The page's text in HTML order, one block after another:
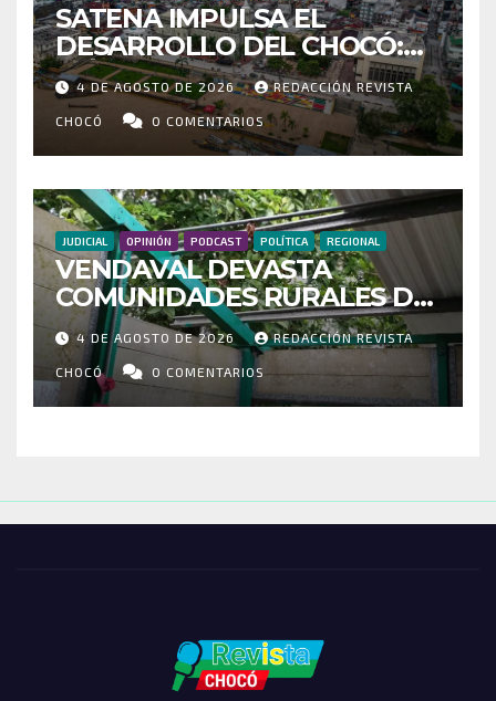
SATENA IMPULSA EL
DESARROLLO DEL CHOCÓ:
MÁS DE 35 MIL PASAJEROS
MOVILIZADOS Y NUEVAS
RUTAS FORTALECEN LA
CONECTIVIDAD
4 DE AGOSTO DE 2026 REDACCIÓN REVISTA
CHOCÓ 0 COMENTARIOS
JUDICIAL OPINIÓN PODCAST POLÍTICA REGIONAL
VENDAVAL DEVASTA
COMUNIDADES RURALES DE
RIOSUCIO: ESCUELAS,
VIVIENDAS Y CEMENTERIO
ENTRE LOS AFECTADOS
4 DE AGOSTO DE 2026 REDACCIÓN REVISTA
CHOCÓ 0 COMENTARIOS